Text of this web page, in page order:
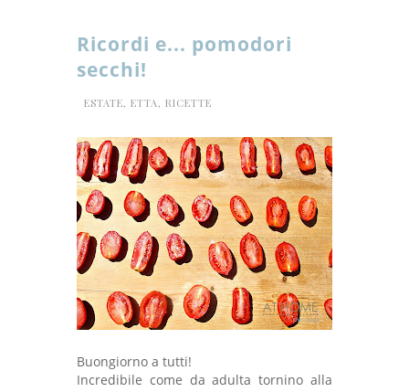
Ricordi e... pomodori
secchi!
ESTATE, ETTA, RICETTE
Buongiorno a tutti!
Incredibile come da adultatornino alla